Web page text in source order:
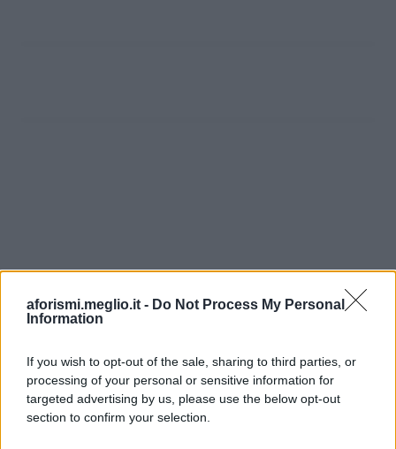
aforismi.meglio.it - Do Not Process My Personal
Information
If you wish to opt-out of the sale, sharing to third parties, or
processing of your personal or sensitive information for
targeted advertising by us, please use the below opt-out
section to confirm your selection.
Ricevi LE FRASI PIÙ BELLE via e-mail